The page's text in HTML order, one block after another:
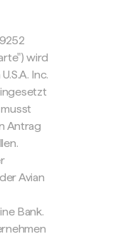
wird
Inc.
Antrag
Avian
Bank.